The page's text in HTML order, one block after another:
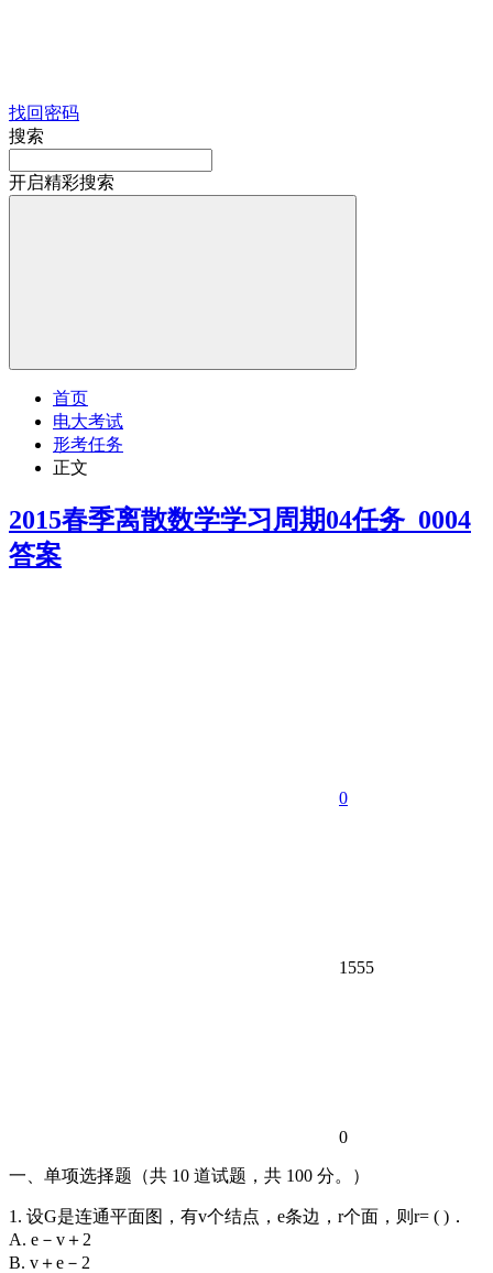
找回密码
搜索
开启精彩搜索
首页
电大考试
形考任务
正文
2015春季离散数学学习周期04任务_0004
答案
0
1555
0
一、单项选择题（共 10 道试题，共 100 分。）
1. 设G是连通平面图，有v个结点，e条边，r个面，则r= ( )．
A. e－v＋2
B. v＋e－2